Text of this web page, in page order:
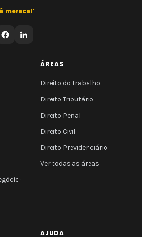
merece!"
·
ÁREAS
Direito do Trabalho
Direito Tributário
Direito Penal
Direito Civil
Direito Previdenciário
Ver todas as áreas
AJUDA